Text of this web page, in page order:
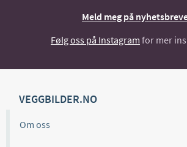
Meld meg på
Følg oss på Instagram for mer
VEGGBILDER.NO
Om oss